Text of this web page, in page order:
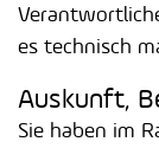
es technisch
Auskunft,
Sie haben im